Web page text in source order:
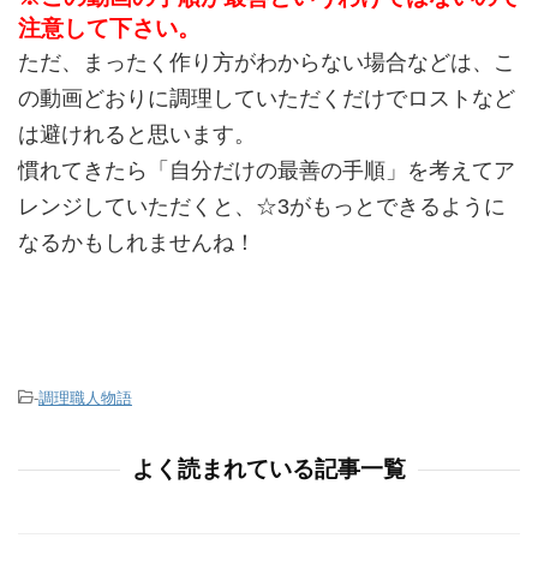
注意して下さい。
ただ、まったく作り方がわからない場合などは、こ
の動画どおりに調理していただくだけでロストなど
は避けれると思います。
慣れてきたら「自分だけの最善の手順」を考えてア
レンジしていただくと、☆3がもっとできるように
なるかもしれませんね！
-調理職人物語
よく読まれている記事一覧